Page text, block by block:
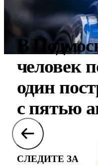
В
человек
один
с пятью
СЛЕДИТЕ ЗА